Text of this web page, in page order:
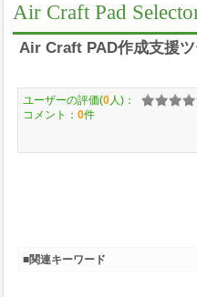
Air Craft Pad
Air Craft PAD作成支援
ユーザーの評価(0 人)：
コメント： 0件
■関連キーワード